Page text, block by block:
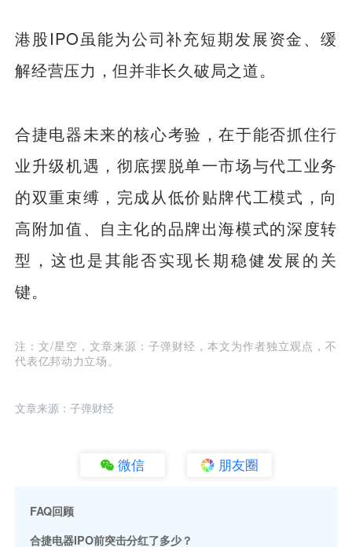
港股IPO虽能为公司补充短期发展资金、缓
解经营压力，但并非长久破局之道。
合捷电器未来的核心考验，在于能否抓住行
业升级机遇，彻底摆脱单一市场与代工业务
的双重束缚，完成从低价贴牌代工模式，向
高附加值、自主化的品牌出海模式的深度转
型，这也是其能否实现长期稳健发展的关
键。
注：文/星空，文章来源：子弹财经，本文为作者独立观点，不
代表亿邦动力立场。
文章来源：子弹财经
微信 朋友圈
FAQ回顾
合捷电器IPO前突击分红了多少？